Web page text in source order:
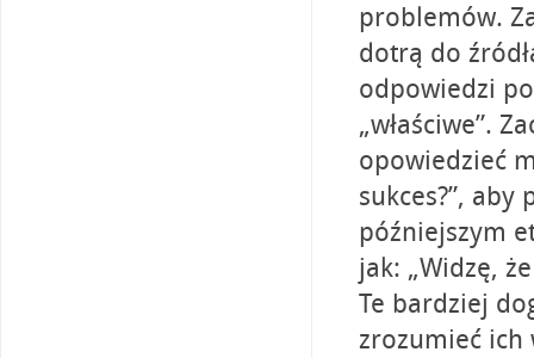
problemów.
dotrą do
odpowiedzi
„właściwe”.
opowiedzieć
sukces?”,
późniejszym
jak: „Widzę,
Te bardziej
zrozumieć ich